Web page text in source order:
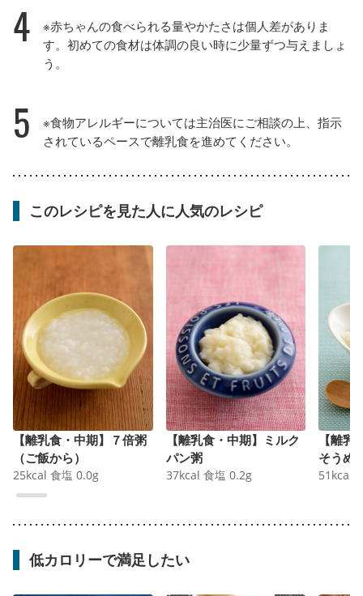
4
※赤ちゃんの食べられる量やかたさは個人差がありま
す。初めての食材は体調の良い時に少量ずつ与えましょ
う。
5
※食物アレルギーについては主治医にご相談の上、指示
されているペースで離乳食を進めてください。
このレシピを見た人に人気のレシピ
【離乳食・中期】７倍粥
（ご飯から）
25kcal 食塩 0.0g
【離乳食・中期】ミルク
パン粥
37kcal 食塩 0.2g
【離
そうめ
51 kcal
低カロリーで満足したい